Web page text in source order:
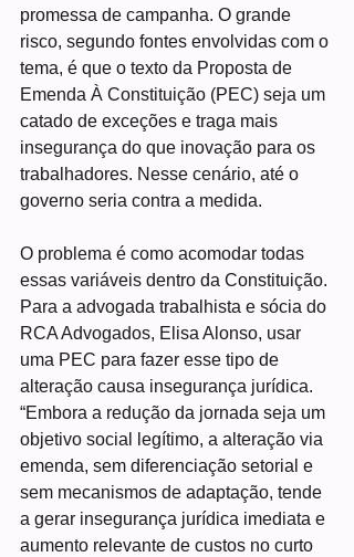
promessa de campanha. O grande
risco, segundo fontes envolvidas com o
tema, é que o texto da Proposta de
Emenda À Constituição (PEC) seja um
catado de exceções e traga mais
insegurança do que inovação para os
trabalhadores. Nesse cenário, até o
governo seria contra a medida.
O problema é como acomodar todas
essas variáveis dentro da Constituição.
Para a advogada trabalhista e sócia do
RCA Advogados, Elisa Alonso, usar
uma PEC para fazer esse tipo de
alteração causa insegurança jurídica.
“Embora a redução da jornada seja um
objetivo social legítimo, a alteração via
emenda, sem diferenciação setorial e
sem mecanismos de adaptação, tende
a gerar insegurança jurídica imediata e
aumento relevante de custos no curto